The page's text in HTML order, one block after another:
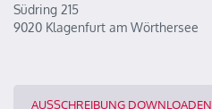
Südring 215
9020 Klagenfurt am Wörthersee
AUSSCHREIBUNG DOWNLOADEN